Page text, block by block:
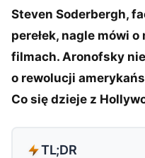
Steven Soderbergh,
perełek, nagle mówi
filmach. Aronofsky
o rewolucji
Co się dzieje z
TL;DR